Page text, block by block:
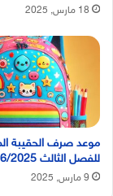
18 مارس, 2025
موعد صرف الحقيبة
للفصل الثالث 1446/2025 والشروط
9 مارس, 2025